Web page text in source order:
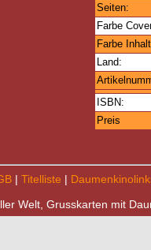
Seiten:
Farbe
Farbe
Land:
ISBN:
Preis
| Titelliste |
Welt, Grusskarten mit